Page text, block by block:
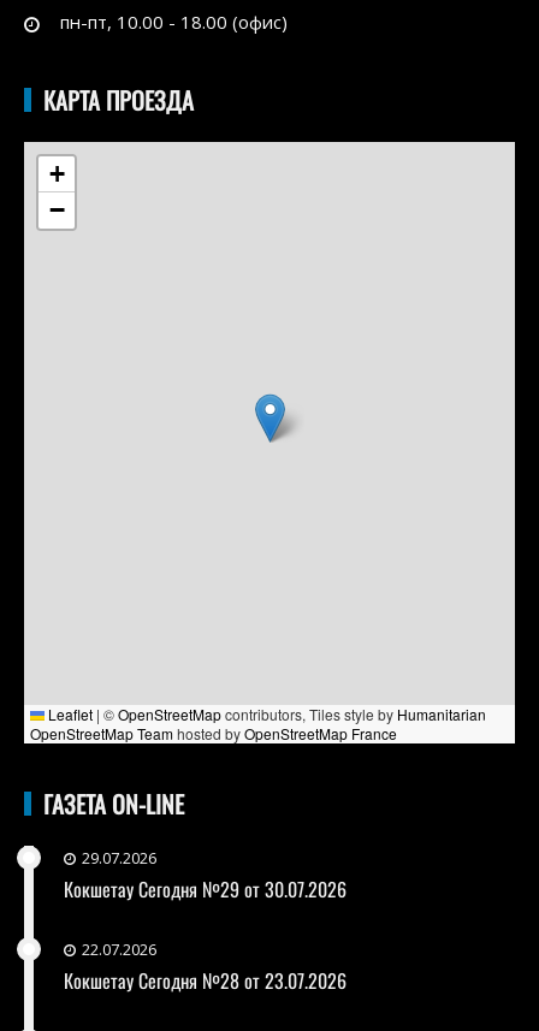
пн-пт, 10.00 - 18.00 (офис)
КАРТА ПРОЕЗДА
+
−
Leaflet | ©OpenStreetMapcontributors, Tiles style by Humanitarian
OpenStreetMap Teamhosted byOpenStreetMap France
ГАЗЕТА ON-LINE
29.07.2026
Кокшетау Сегодня №29 от 30.07.2026
22.07.2026
Кокшетау Сегодня №28 от 23.07.2026